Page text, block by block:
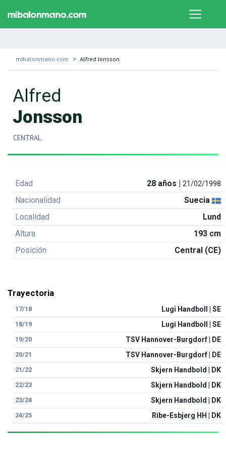
mibalonmano.com Alfred Jonsson
Alfred
Jonsson
CENTRAL
Edad 28 años |21/02/1998
Nacionalidad
Suecia
Localidad
Lund
Altura
193 cm
Posición
Central (CE)
Trayectoria
17/18 Lugi Handboll | SE
18/19 Lugi Handboll | SE
19/20 TSV Hannover-Burgdorf | DE
20/21 TSV Hannover-Burgdorf | DE
21/22 Skjern Handbold | DK
22/23 Skjern Handbold | DK
23/24 Skjern Handbold | DK
24/25 Ribe-Esbjerg HH | DK